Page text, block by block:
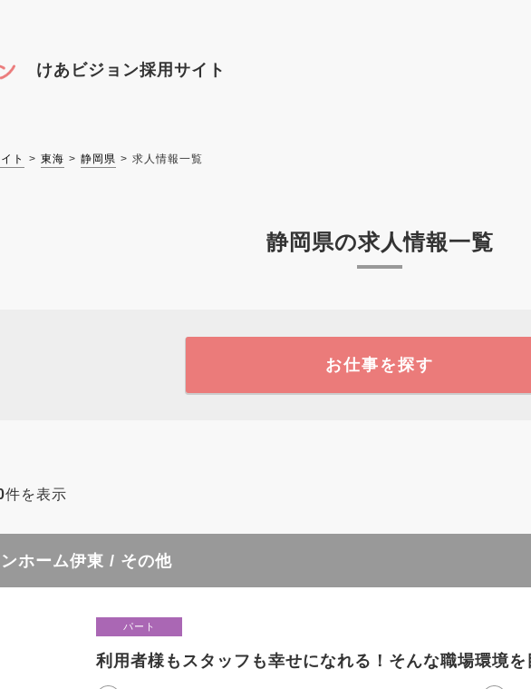
けあビジョン採用サイト
ト 東海 静岡県 求人情報一覧
静岡県の求人情報一覧
お仕事を探す
件を表示
ホーム伊東 / その他
パート
利用者様もスタッフも幸せになれる！そんな職場環境